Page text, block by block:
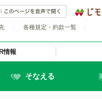
各種規定・約款一覧
そなえる
情報